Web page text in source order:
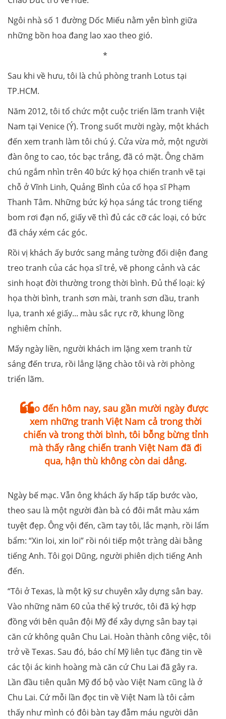
Ngôi nhà số 1 đường Dốc Miếu nằm yên bình giữa
những bồn hoa đang lao xao theo gió.
*
Sau khi về hưu, tôi là chủ phòng tranh Lotus tại
TP.HCM.
Năm 2012, tôi tổ chức một cuộc triển lãm tranh Việt
Nam tại Venice (Ý). Trong suốt mười ngày, một khách
đến xem tranh làm tôi chú ý. Cửa vừa mở, một người
đàn ông to cao, tóc bạc trắng, đã có mặt. Ông chăm
chú ngắm nhìn trên 40 bức ký họa chiến tranh vẽ tại
chỗ ở Vĩnh Linh, Quảng Bình của cố họa sĩ Phạm
Thanh Tâm. Những bức ký họa sáng tác trong tiếng
bom rơi đạn nổ, giấy vẽ thì đủ các cỡ các loại, có bức
đã cháy xém các góc.
Rồi vị khách ấy bước sang mảng tường đối diện đang
treo tranh của các họa sĩ trẻ, vẽ phong cảnh và các
sinh hoạt đời thường trong thời bình. Đủ thể loại: ký
họa thời bình, tranh sơn mài, tranh sơn dầu, tranh
lụa, tranh xé giấy... màu sắc rực rỡ, khung lồng
nghiêm chỉnh.
Mấy ngày liền, người khách im lặng xem tranh từ
sáng đến trưa, rồi lẳng lặng chào tôi và rời phòng
triển lãm.
Cho đến hôm nay, sau gần mười ngày được
xem những tranh Việt Nam cả trong thời
chiến và trong thời bình, tôi bỗng bừng tỉnh
mà thấy rằng chiến tranh Việt Nam đã đi
qua, hận thù không còn dai dẳng.
Ngày bế mạc. Vẫn ông khách ấy hấp tấp bước vào,
theo sau là một người đàn bà có đôi mắt màu xám
tuyệt đẹp. Ông vội đến, cầm tay tôi, lắc mạnh, rồi lẩm
bẩm: “Xin loi, xin loi” rồi nói tiếp một tràng dài bằng
tiếng Anh. Tôi gọi Dũng, người phiên dịch tiếng Anh
đến.
“Tôi ở Texas, là một kỹ sư chuyên xây dựng sân bay.
Vào những năm 60 của thế kỷ trước, tôi đã ký hợp
đồng với bên quân đội Mỹ để xây dựng sân bay tại
căn cứ không quân Chu Lai. Hoàn thành công việc, tôi
trở về Texas. Sau đó, báo chí Mỹ liên tục đăng tin về
các tội ác kinh hoàng mà căn cứ Chu Lai đã gây ra.
Lần đầu tiên quân Mỹ đổ bộ vào Việt Nam cũng là ở
Chu Lai. Cứ mỗi lần đọc tin về Việt Nam là tôi cảm
thấy như mình có đôi bàn tay đẫm máu người dân